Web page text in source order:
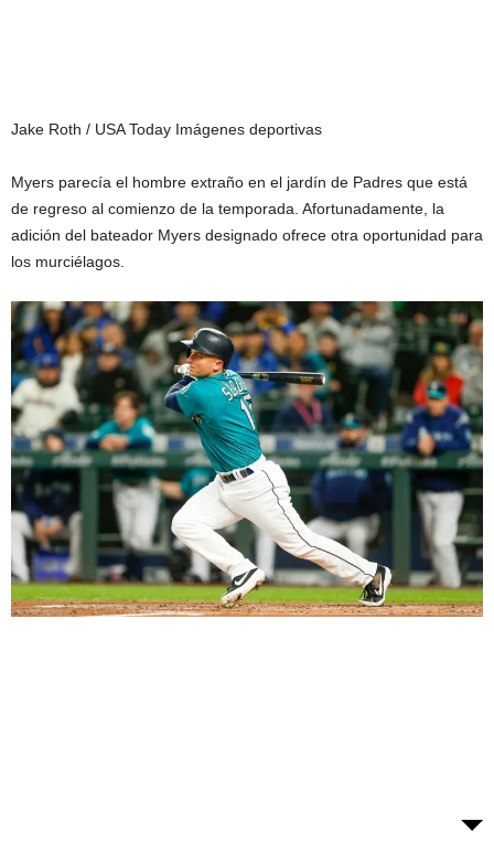
Jake Roth / USA Today Imágenes deportivas
Myers parecía el hombre extraño en el jardín de Padres que está
de regreso al comienzo de la temporada. Afortunadamente, la
adición del bateador Myers designado ofrece otra oportunidad para
los murciélagos.